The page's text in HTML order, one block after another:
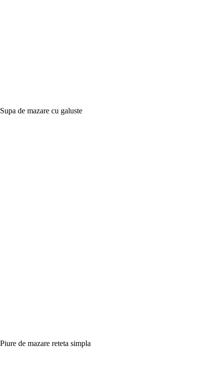
Supa de mazare cu galuste
Piure de mazare reteta simpla